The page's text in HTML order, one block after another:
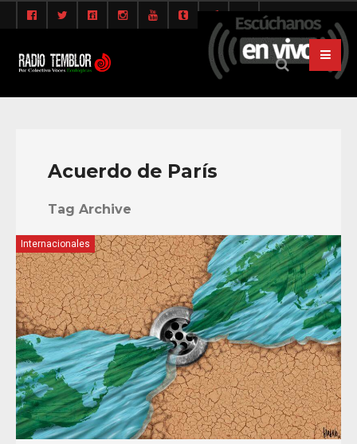
Acuerdo de París
Tag Archive
Internacionales